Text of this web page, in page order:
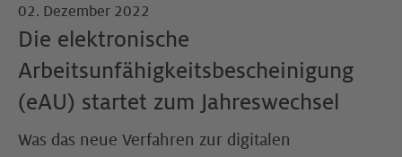
02. Dezember 2022
Die elektronische
Arbeitsunfähigkeitsbescheinigung
(eAU) startet zum Jahreswechsel
Was das neue Verfahren zur digitalen